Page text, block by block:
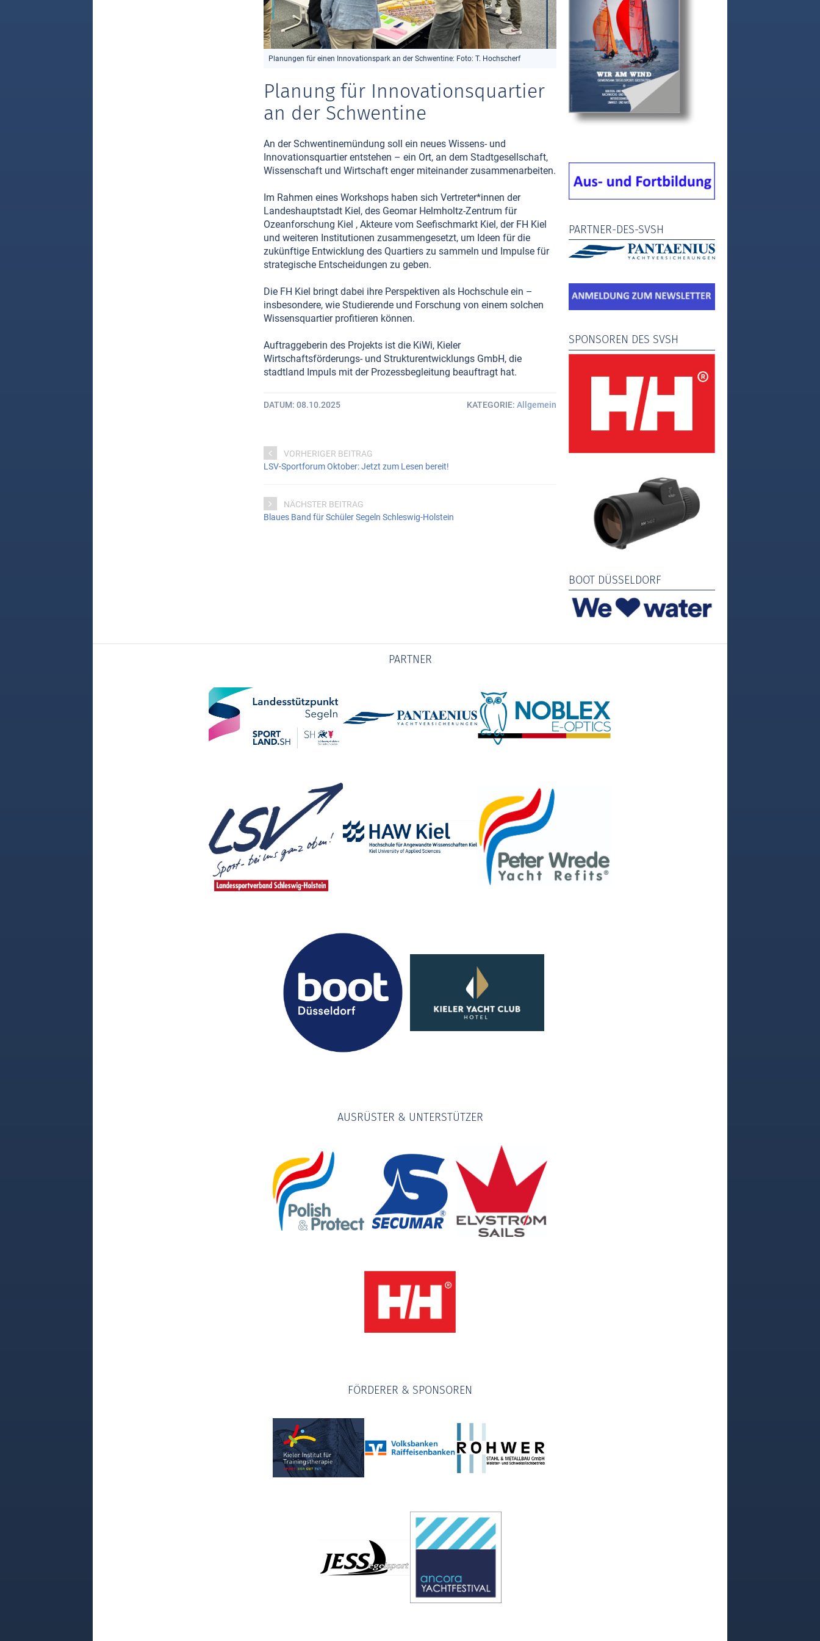
Planungen für einen Innovationspark an der Schwentine: Foto: T. Hochscherf
Planung für Innovationsquartier
an der Schwentine
An der Schwentinemündung soll ein neues Wissens- und
Innovationsquartier entstehen – ein Ort, an dem Stadtgesellschaft,
Wissenschaft und Wirtschaft enger miteinander zusammenarbeiten.
Im Rahmen eines Workshops haben sich Vertreter*innen der
Landeshauptstadt Kiel, des Geomar Helmholtz-Zentrum für
Ozeanforschung Kiel , Akteure vom Seefischmarkt Kiel, der FH Kiel
und weiteren Institutionen zusammengesetzt, um Ideen für die
zukünftige Entwicklung des Quartiers zu sammeln und Impulse für
strategische Entscheidungen zu geben.
Die FH Kiel bringt dabei ihre Perspektiven als Hochschule ein –
insbesondere, wie Studierende und Forschung von einem solchen
Wissensquartier profitieren können.
Auftraggeberin des Projekts ist die KiWi, Kieler
Wirtschaftsförderungs- und Strukturentwicklungs GmbH, die
stadtland Impuls mit der Prozessbegleitung beauftragt hat.
DATUM 08.10.2025 KATEGORIE Allgemein
VORHERIGER BEITRAG
LSV-Sportforum Oktober: Jetzt zum Lesen bereit!
NÄCHSTER BEITRAG
Blaues Band für Schüler Segeln Schleswig-Holstein
PARTNER-DES-SVSH
SPONSOREN DES SVSH
BOOT DÜSSELDORF
PARTNER
AUSRÜSTER & UNTERSTÜTZER
FÖRDERER & SPONSOREN